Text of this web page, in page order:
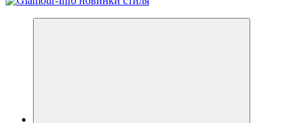
Секреты молодости, красоты и долголетия. Гламурный журнал